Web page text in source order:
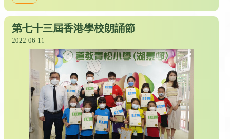
第七十三屆香港學校朗誦節
2022-06-11